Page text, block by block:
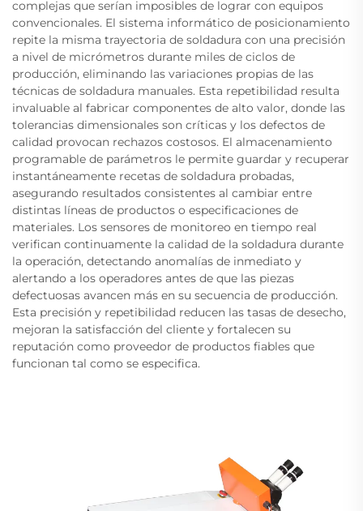
complejas que serían imposibles de lograr con equipos
convencionales. El sistema informático de posicionamiento
repite la misma trayectoria de soldadura con una precisión
a nivel de micrómetros durante miles de ciclos de
producción, eliminando las variaciones propias de las
técnicas de soldadura manuales. Esta repetibilidad resulta
invaluable al fabricar componentes de alto valor, donde las
tolerancias dimensionales son críticas y los defectos de
calidad provocan rechazos costosos. El almacenamiento
programable de parámetros le permite guardar y recuperar
instantáneamente recetas de soldadura probadas,
asegurando resultados consistentes al cambiar entre
distintas líneas de productos o especificaciones de
materiales. Los sensores de monitoreo en tiempo real
verifican continuamente la calidad de la soldadura durante
la operación, detectando anomalías de inmediato y
alertando a los operadores antes de que las piezas
defectuosas avancen más en su secuencia de producción.
Esta precisión y repetibilidad reducen las tasas de desecho,
mejoran la satisfacción del cliente y fortalecen su
reputación como proveedor de productos fiables que
funcionan tal como se especifica.